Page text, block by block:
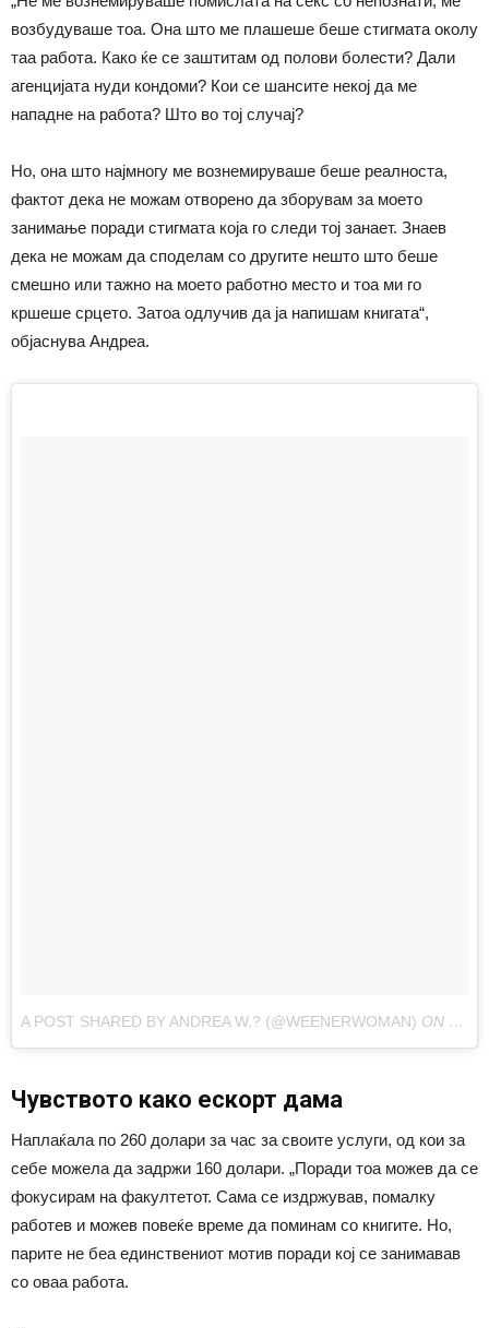
возбудуваше тоа. Она што ме плашеше беше стигмата околу
таа работа. Како ќе се заштитам од полови болести? Дали
агенцијата нуди кондоми? Кои се шансите некој да ме
нападне на работа? Што во тој случај?
Но, она што најмногу ме вознемируваше беше реалноста,
фактот дека не можам отворено да зборувам за моето
занимање поради стигмата која го следи тој занает. Знаев
дека не можам да споделам со другите нешто што беше
смешно или тажно на моето работно место и тоа ми го
кршеше срцето. Затоа одлучив да ја напишам книгата“,
објаснува Андреа.
A POST SHARED BY ANDREA W.? (@WEENERWOMAN) ON SEP
Чувството како ескорт дама
Наплаќала по 260 долари за час за своите услуги, од кои за
себе можела да задржи 160 долари. „Поради тоа можев да се
фокусирам на факултетот. Сама се издржував, помалку
работев и можев повеќе време да поминам со книгите. Но,
парите не беа единствениот мотив поради кој се занимавав
со оваа работа.